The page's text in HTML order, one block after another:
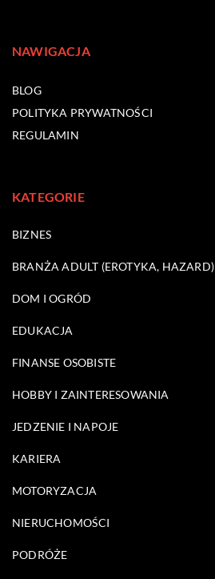
NAWIGACJA
BLOG
POLITYKA PRYWATNOŚCI
REGULAMIN
KATEGORIE
BIZNES
BRANŻA ADULT (EROTYKA, HAZARD)
DOM I OGRÓD
EDUKACJA
FINANSE OSOBISTE
HOBBY I ZAINTERESOWANIA
JEDZENIE I NAPOJE
KARIERA
MOTORYZACJA
NIERUCHOMOŚCI
PODRÓŻE